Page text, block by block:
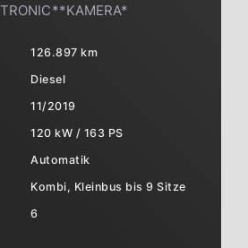
126.897 km
Diesel
11/2019
120 kW / 163 PS
Automatik
Kombi, Kleinbus bis 9 Sitze
6